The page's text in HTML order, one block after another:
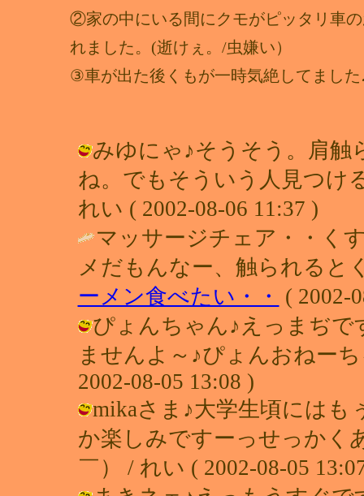
②家の中にいる間にクモがピッタリ車
れました。(逝けぇ。/虫嫌い）
③車が出た後くもが一時気絶してました
みゆにゃ♪そうそう。肩触
ね。でもそういう人見つけ
れい ( 2002-08-06 11:37 )
マッサージチェア・・く
メだもんなー、触られると
ーメン食べたい・・
( 2002-
ぴょんちゃん♪えっまぢ
ませんよ～♪ぴょんおねー
2002-08-05 13:08 )
mikaさま♪大学生頃にはも
か楽しみですーっせっかく
￣） / れい ( 2002-08-05